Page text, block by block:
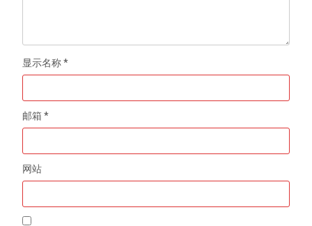
显示名称*
邮箱*
网站